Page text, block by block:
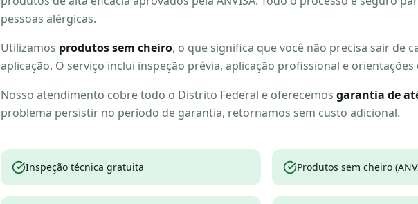
pessoas alérgicas.
Utilizamos produtos sem cheiro, o que significa que você não precisa sair de
aplicação. O serviço inclui inspeção prévia, aplicação profissional e orientações
Nosso atendimento cobre todo o Distrito Federal e oferecemos garantia de
problema persistir no período de garantia, retornamos sem custo adicional.
Inspeção técnica gratuita Produtos sem cheiro